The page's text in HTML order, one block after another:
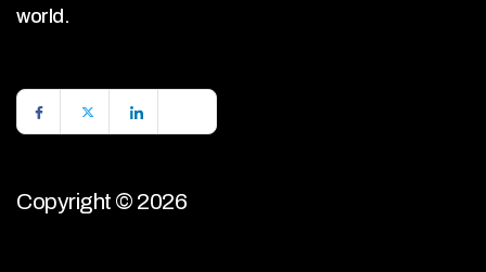
world.
Copyright © 2026